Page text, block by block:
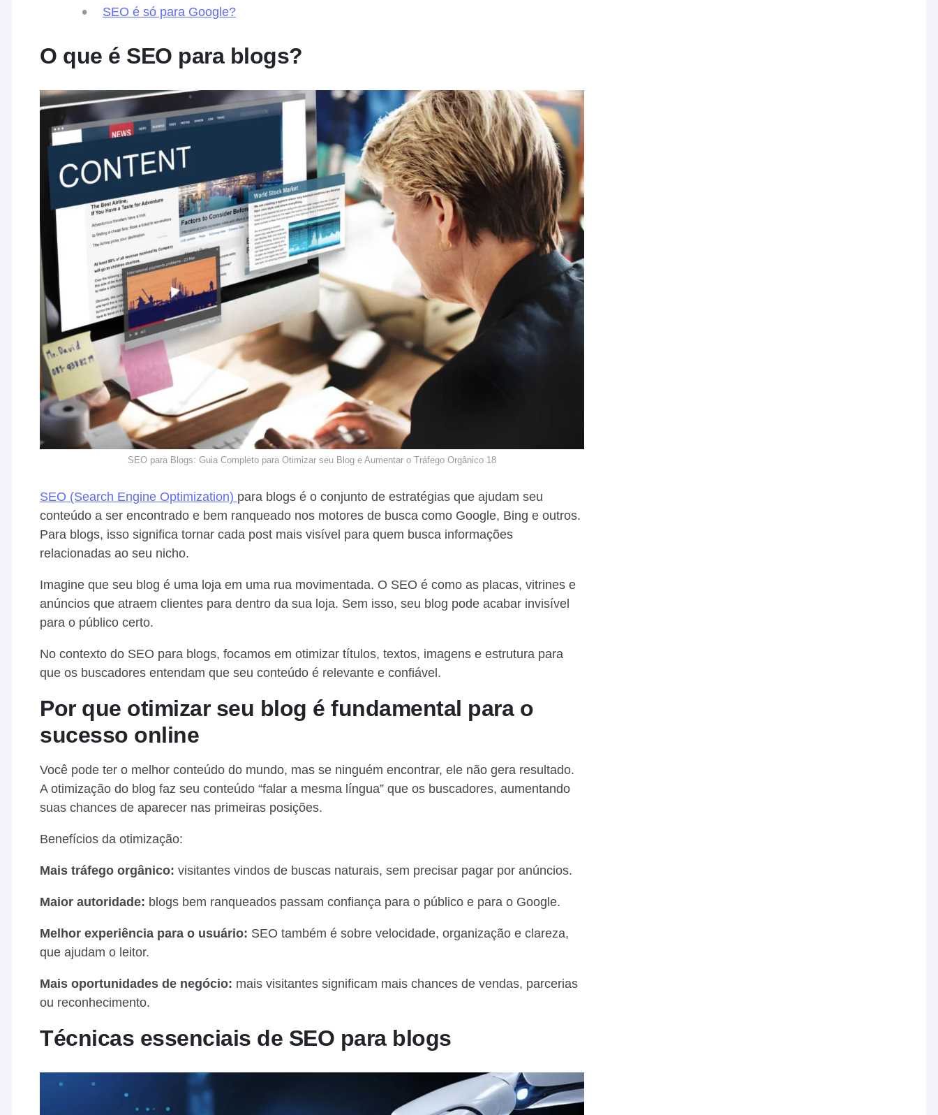
SEO é só para Google?
O que é SEO para blogs?
SEO para Blogs: Guia Completo para Otimizar seu Blog e Aumentar o Tráfego Orgânico 18
SEO (Search Engine Optimization) para blogs é o conjunto de estratégias que ajudam seu
conteúdo a ser encontrado e bem ranqueado nos motores de busca como Google, Bing e outros.
Para blogs, isso significa tornar cada post mais visível para quem busca informações
relacionadas ao seu nicho.
Imagine que seu blog é uma loja em uma rua movimentada. O SEO é como as placas, vitrines e
anúncios que atraem clientes para dentro da sua loja. Sem isso, seu blog pode acabar invisível
para o público certo.
No contexto do SEO para blogs, focamos em otimizar títulos, textos, imagens e estrutura para
que os buscadores entendam que seu conteúdo é relevante e confiável.
Por que otimizar seu blog é fundamental para o
sucesso online
Você pode ter o melhor conteúdo do mundo, mas se ninguém encontrar, ele não gera resultado.
A otimização do blog faz seu conteúdo “falar a mesma língua” que os buscadores, aumentando
suas chances de aparecer nas primeiras posições.
Benefícios da otimização:
Mais tráfego orgânico: visitantes vindos de buscas naturais, sem precisar pagar por anúncios.
Maior autoridade: blogs bem ranqueados passam confiança para o público e para o Google.
Melhor experiência para o usuário: SEO também é sobre velocidade, organização e clareza,
que ajudam o leitor.
Mais oportunidades de negócio: mais visitantes significam mais chances de vendas, parcerias
ou reconhecimento.
Técnicas essenciais de SEO para blogs